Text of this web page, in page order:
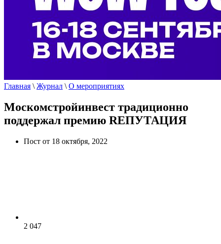
Главная \ Журнал \ О мероприятиях
Москомстройинвест традиционно
поддержал премию RЕПУТАЦИЯ
Пост от 18 октября, 2022
2 047